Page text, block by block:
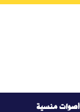
أصوات منسية